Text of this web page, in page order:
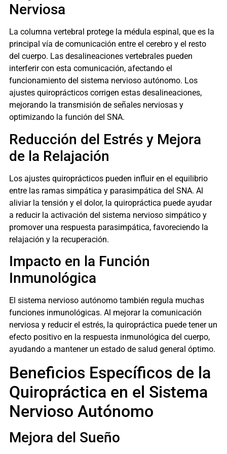
Nerviosa
La columna vertebral protege la médula espinal, que es la
principal vía de comunicación entre el cerebro y el resto
del cuerpo. Las desalineaciones vertebrales pueden
interferir con esta comunicación, afectando el
funcionamiento del sistema nervioso autónomo. Los
ajustes quiroprácticos corrigen estas desalineaciones,
mejorando la transmisión de señales nerviosas y
optimizando la función del SNA.
Reducción del Estrés y Mejora
de la Relajación
Los ajustes quiroprácticos pueden influir en el equilibrio
entre las ramas simpática y parasimpática del SNA. Al
aliviar la tensión y el dolor, la quiropráctica puede ayudar
a reducir la activación del sistema nervioso simpático y
promover una respuesta parasimpática, favoreciendo la
relajación y la recuperación.
Impacto en la Función
Inmunológica
El sistema nervioso autónomo también regula muchas
funciones inmunológicas. Al mejorar la comunicación
nerviosa y reducir el estrés, la quiropráctica puede tener un
efecto positivo en la respuesta inmunológica del cuerpo,
ayudando a mantener un estado de salud general óptimo.
Beneficios Específicos de la
Quiropráctica en el Sistema
Nervioso Autónomo
Mejora del Sueño